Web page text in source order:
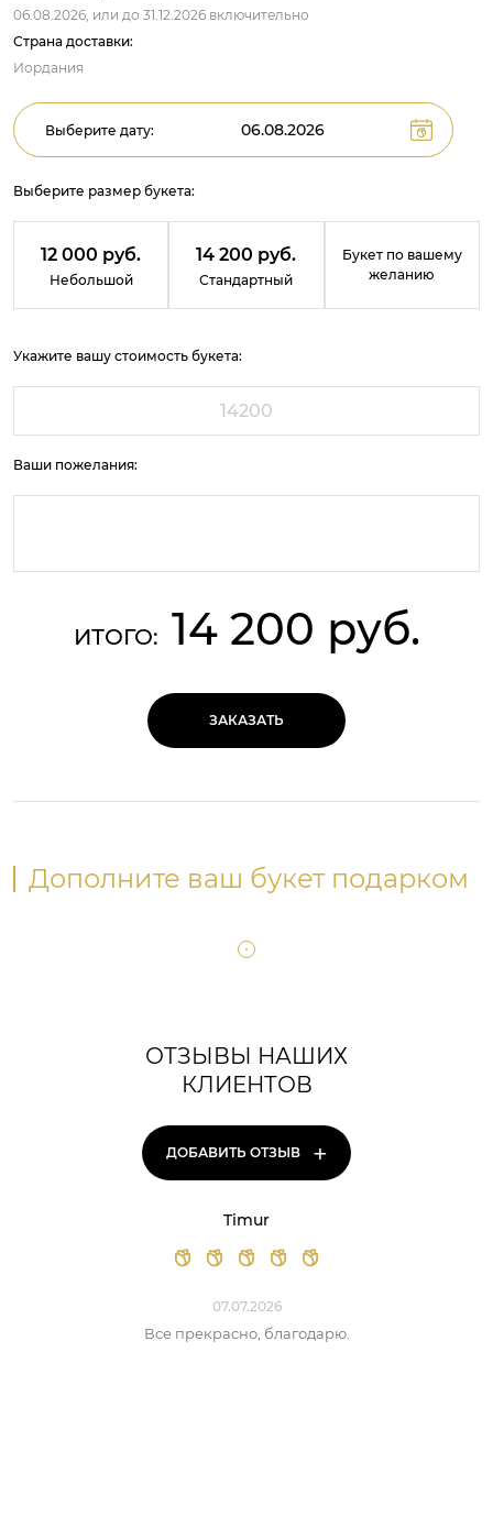
06.08.2026, или до 31.12.2026 включительно
Страна доставки:
Иордания
Выберите дату:
Выберите размер букета:
12 000 руб.
Небольшой
14 200 руб.
Стандартный
Букет по вашему
желанию
Укажите вашу стоимость букета:
Ваши пожелания:
ИТОГО: 14 200 руб.
ЗАКАЗАТЬ
Дополните ваш букет подарком
ОТЗЫВЫ НАШИХ
КЛИЕНТОВ
ДОБАВИТЬ ОТЗЫВ +
Timur
07.07.2026
Все прекрасно, благодарю.